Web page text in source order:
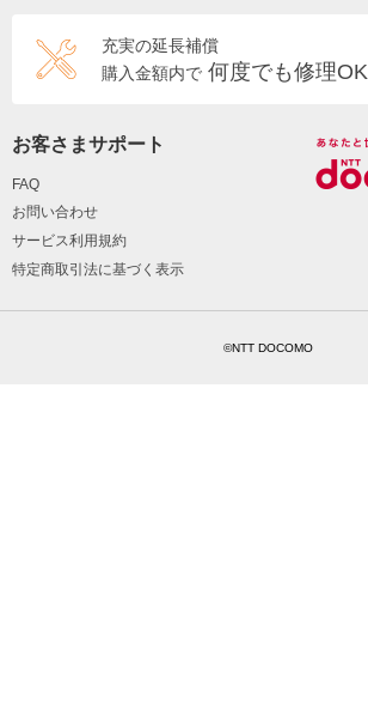
充実の延長補償
購入金額内で 何度でも修理OK
お客さまサポート
FAQ
お問い合わせ
サービス利用規約
特定商取引法に基づく表示
©NTT DOCOMO